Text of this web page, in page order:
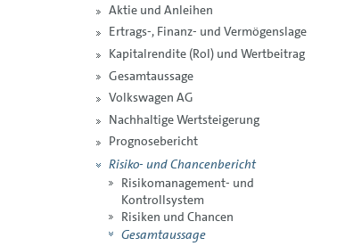
Aktie und Anleihen
Ertrags-, Finanz- und Vermögenslage
Kapitalrendite (RoI) und Wertbeitrag
Gesamtaussage
Volkswagen AG
Nachhaltige Wertsteigerung
Prognosebericht
Risiko- und Chancenbericht
Risikomanagement- und
Kontrollsystem
Risiken und Chancen
Gesamtaussage